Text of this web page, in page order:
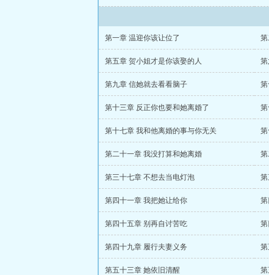
第一章 温迎你该让位了 第
第五章 贺小姐才是你该娶的人
第九章 信她就去看看脑子 第
第十三章 反正你也要和她离婚了
第十七章 我和他离婚的事与你无关
第二十一章 我没打算和她离婚
第三十七章 不想去当电灯泡
第四十一章 我把她让给你 第
第四十五章 别再自讨苦吃
第四十九章 履行夫妻义务
第五十三章 她依旧清醒